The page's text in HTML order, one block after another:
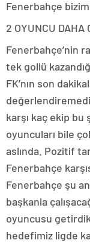
Fenerbahçe
2 OYUNCU DAHA
Fenerbahçe’nin
tek gollü
FK’nın son
karşı kaç ekip
oyuncuları bile
aslında. Pozitif
Fenerbahçe
Fenerbahçe şu
başkanla
oyuncusu
hedefimiz ligde